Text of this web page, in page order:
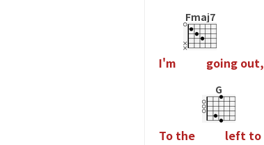
I'm
Fmaj7
going out,
To the
G
left to